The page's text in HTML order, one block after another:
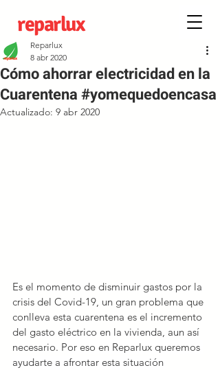
reparlux
Cómo ahorrar electricidad en la
Cuarentena #yomequedoencasa
Reparlux
8 abr 2020
Actualizado: 9 abr 2020
Es el momento de disminuir gastos por la
crisis del Covid-19, un gran problema que
conlleva esta cuarentena es el incremento
del gasto eléctrico en la vivienda, aun así
necesario. Por eso en Reparlux queremos
ayudarte a afrontar esta situación